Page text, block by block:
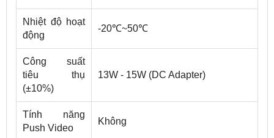
Nhiệt độ hoạt
động
-20℃~50℃
Công suất
tiêu thụ
(±10%)
13W - 15W (DC Adapter)
Tính năng
Push Video
Không